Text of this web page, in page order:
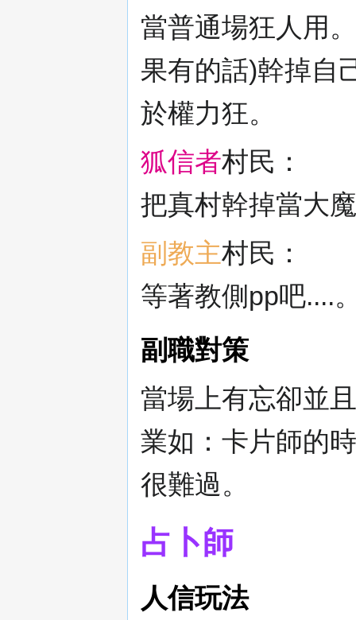
當普通場狂人用
果有的話)幹掉自
於權力狂。
狐信者村民：
把真村幹掉當大
副教主村民：
等著教側pp吧....
副職對策
當場上有忘卻並
業如：卡片師的
很難過。
占卜師
人信玩法